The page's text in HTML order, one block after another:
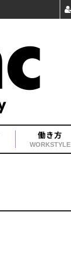
働き方
WORKSTYLE